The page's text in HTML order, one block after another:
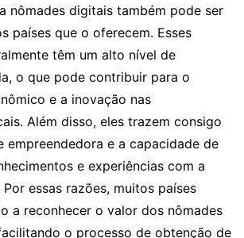
nômades digitais também pode ser
países que o oferecem. Esses
têm um alto nível de
o que pode contribuir para o
e a inovação nas
Além disso, eles trazem consigo
empreendedora e a capacidade de
e experiências com a
essas razões, muitos países
a reconhecer o valor dos nômades
o processo de obtenção de